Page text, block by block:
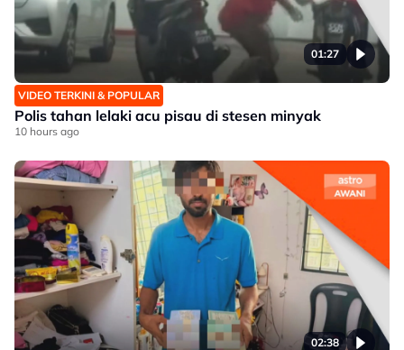
01:27
VIDEO TERKINI & POPULAR
Polis tahan lelaki acu pisau di stesen minyak
10 hours ago
02:38